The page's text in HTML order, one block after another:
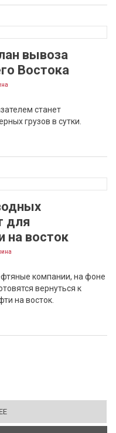
вывоза
Востока
станет
грузов в сутки.
для
на восток
компании, на фоне
вернуться к
на восток.